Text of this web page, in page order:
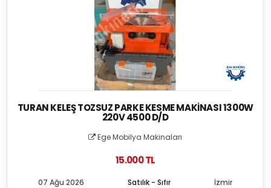
TURAN KELEŞ TOZSUZ PARKE KESME MAKINASI 1300W
220V 4500 D/D
Ege Mobilya Makinaları
15.000 TL
Satılık - Sıfır
07 Ağu 2026 İzmir